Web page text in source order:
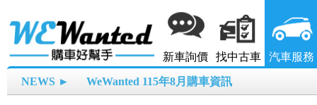
新車詢價 找中古車 汽車服務
NEWS ► WeWanted 115年8月購車資訊